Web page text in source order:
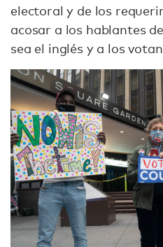
electoral y de los
acosar a los hablantes
sea el inglés y a los